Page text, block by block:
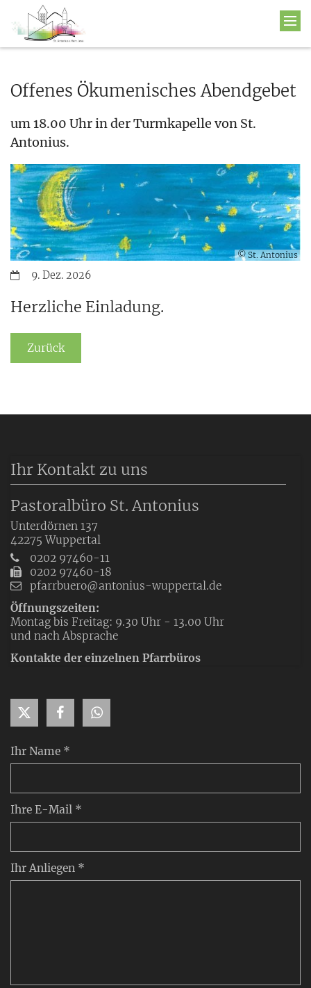
Offenes Ökumenisches Abendgebet
um 18.00 Uhr in der Turmkapelle von St.
Antonius.
© St. Antonius
Datum:9. Dez. 2026
Herzliche Einladung.
Zurück
Ihr Name *
Ihre E-Mail *
Ihr Anliegen *
Ihr Kontakt zu uns
Pastoralbüro St. Antonius
Unterdörnen 137
42275 Wuppertal
0202 97460-11
0202 97460-18
pfarrbuero@antonius-wuppertal.de
Öffnungszeiten:
Montag bis Freitag: 9.30 Uhr - 13.00 Uhr
und nach Absprache
Kontakte der einzelnen Pfarrbüros